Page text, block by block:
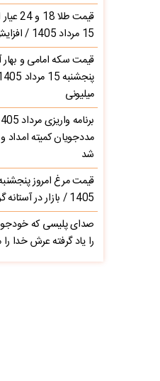
قیمت
15 مرداد 1405 / افزایش نرخ ها
قیمت سکه امامی و بهار
میلیونی
مددجویان کمیته امداد
شد
1405 / بازار در آستانه گرانی
صدای پلیسی که
را یاد گرفته عرش خدا را